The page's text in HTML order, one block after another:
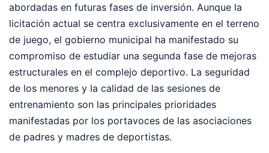
abordadas en futuras fases de inversión. Aunque la
licitación actual se centra exclusivamente en el terreno
de juego, el gobierno municipal ha manifestado su
compromiso de estudiar una segunda fase de mejoras
estructurales en el complejo deportivo. La seguridad
de los menores y la calidad de las sesiones de
entrenamiento son las principales prioridades
manifestadas por los portavoces de las asociaciones
de padres y madres de deportistas.